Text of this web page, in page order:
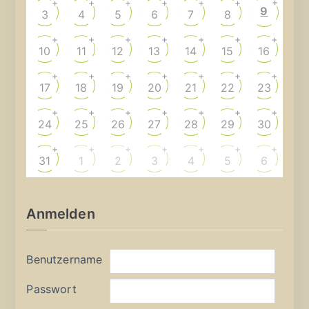
3
+
4
+
5
+
6
+
7
+
8
+
9
10
+
11
+
12
+
13
+
14
+
15
+
16
+
17
+
18
+
19
+
20
+
21
+
22
+
23
+
24
+
25
+
26
+
27
+
28
+
29
+
30
+
31
+
1
+
2
+
3
+
4
+
5
+
6
+
Anmelden
Benutzername
Passwort